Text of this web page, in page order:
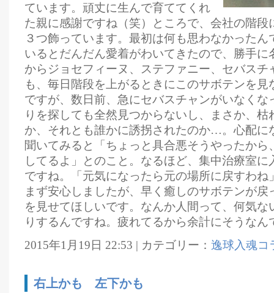
ています。頑丈に生んで育ててくれ
た親に感謝ですね（笑）ところで、会社の階段
３つ飾っています。最初は何も思わなかった
いるとだんだん愛着がわいてきたので、勝手に
からジョセフィーヌ、ステファニー、セバスチ
も、毎日階段を上がるときにこのサボテンを見
ですが、数日前、急にセバスチャンがいなくな
りを探しても全然見つからないし、まさか、
か、それとも誰かに誘拐されたのか…。心配に
聞いてみると「ちょっと具合悪そうやったから
してるよ」とのこと。なるほど、集中治療室
ですね。「元気になったら元の場所に戻すわね
まず安心しましたが、早く癒しのサボテンが
を見せてほしいです。なんか人間って、何気な
りするんですね。疲れてるから余計にそうなん
2015年1月19日 22:53 | カテゴリー： 逸球入魂コ
右上かも 左下かも